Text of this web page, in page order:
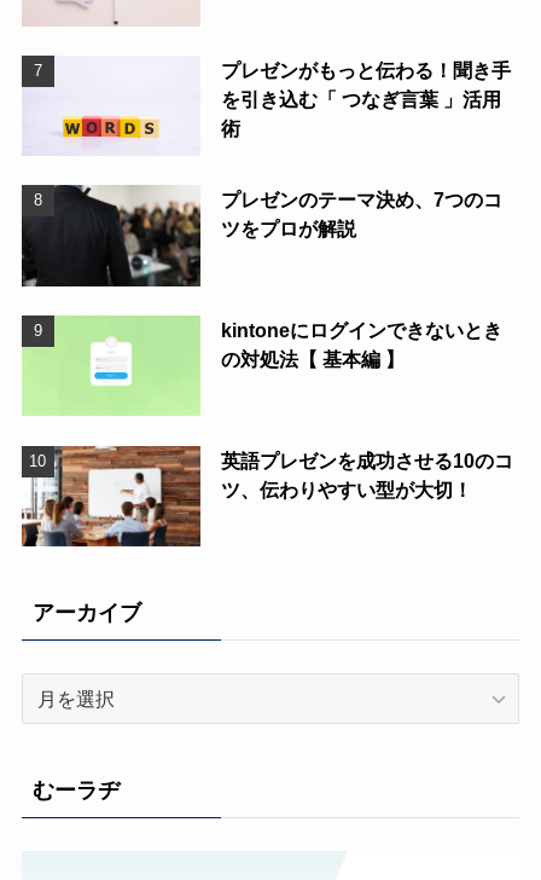
プレゼンがもっと伝わる！聞き手
を引き込む「 つなぎ言葉 」活用
術
プレゼンのテーマ決め、7つのコ
ツをプロが解説
kintoneにログインできないとき
の対処法【 基本編 】
英語プレゼンを成功させる10のコ
ツ、伝わりやすい型が大切！
アーカイブ
イ
ブ
むーラヂ